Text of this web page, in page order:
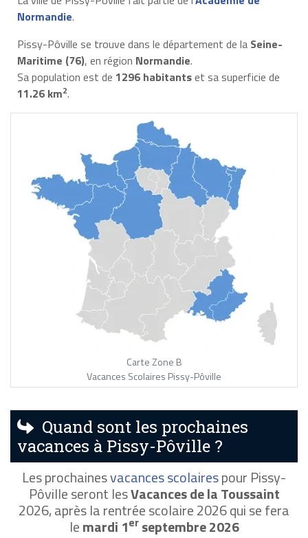
Normandie.
Pissy-Pôville se trouve dans le département de la Seine-
Maritime (76), en région Normandie.
Sa population est de 1296 habitantset sa superficie de
11.26 km2.
Carte Zone B
Vacances Scolaires Pissy-Pôville
Quand sont les prochaines
vacances à Pissy-Pôville ?
Les prochainesvacances scolairespour Pissy-
Pôville seront lesVacances de la Toussaint
2026, après la rentrée scolaire 2026 qui se fera
lemardi 1erseptembre 2026